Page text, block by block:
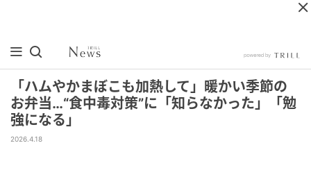
「ハムやかまぼこも加熱して」暖かい季節の
お弁当…“食中毒対策”に「知らなかった」「勉
強になる」
2026.4.18